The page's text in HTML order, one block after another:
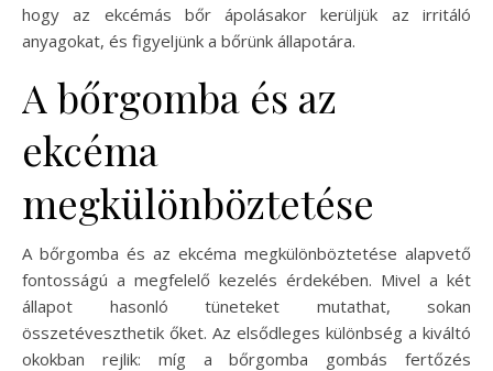
hogy az ekcémás bőr ápolásakor kerüljük az irritáló
anyagokat, és figyeljünk a bőrünk állapotára.
A bőrgomba és az
ekcéma
megkülönböztetése
A bőrgomba és az ekcéma megkülönböztetése alapvető
fontosságú a megfelelő kezelés érdekében. Mivel a két
állapot hasonló tüneteket mutathat, sokan
összetéveszthetik őket. Az elsődleges különbség a kiváltó
okokban rejlik: míg a bőrgomba gombás fertőzés